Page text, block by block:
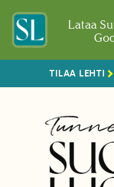
Lataa
TILAA LEHTI